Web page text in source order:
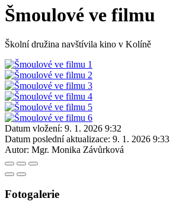
Šmoulové ve filmu
Školní družina navštívila kino v Kolíně
Datum vložení: 9. 1. 2026 9:32
Datum poslední aktualizace: 9. 1. 2026 9:33
Autor: Mgr. Monika Závůrková
Fotogalerie